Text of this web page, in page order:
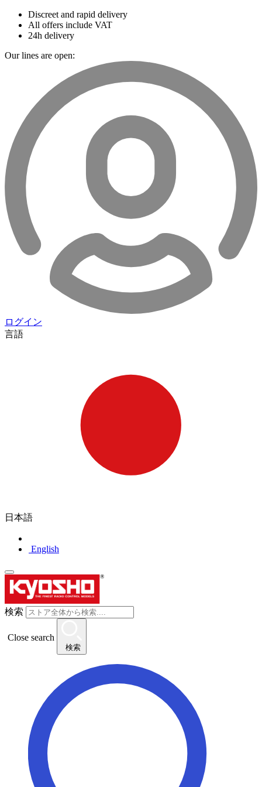
Discreet and rapid delivery
All offers include VAT
24h delivery
Our lines are open:
ログイン
言語
日本語
English
検索
Close search
検索